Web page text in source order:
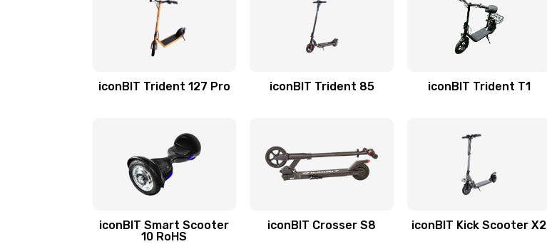
iconBIT Trident 127 Pro iconBIT Trident 85 iconBIT Trident T1
iconBIT Smart Scooter
10 RoHS
iconBIT Crosser S8 iconBIT Kick Scooter X2